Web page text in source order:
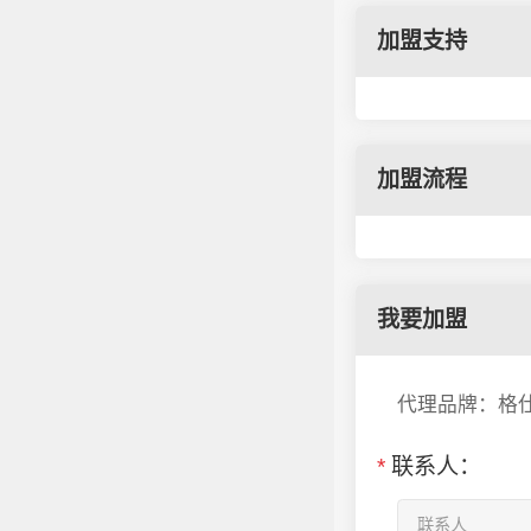
加盟支持
加盟流程
我要加盟
代理品牌：格
* 联系人：